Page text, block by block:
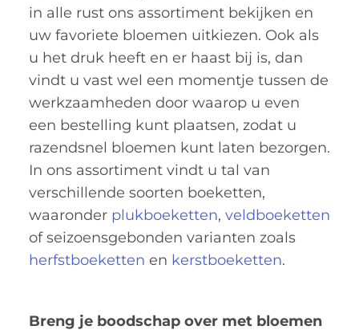
in alle rust ons assortiment bekijken en
uw favoriete bloemen uitkiezen. Ook als
u het druk heeft en er haast bij is, dan
vindt u vast wel een momentje tussen de
werkzaamheden door waarop u even
een bestelling kunt plaatsen, zodat u
razendsnel bloemen kunt laten bezorgen.
In ons assortiment vindt u tal van
verschillende soorten boeketten,
waaronder plukboeketten, veldboeketten
of seizoensgebonden varianten zoals
herfstboeketten en kerstboeketten.
Breng je boodschap over met bloemen